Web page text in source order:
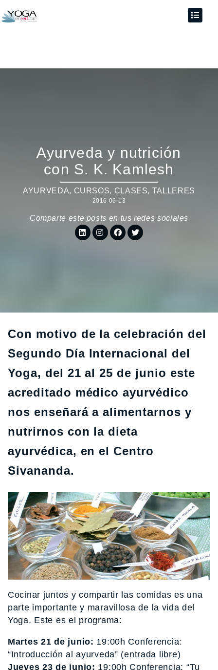
Ayurveda y nutrición
con S. K. Kamlesh
AYURVEDA, CURSOS, CLASES, TALLERES
2016-06-13
Comparte este posts en tus redes sociales
Con motivo de la celebración del
Segundo Día Internacional del
Yoga, del 21 al 25 de junio este
acreditado médico ayurvédico
nos enseñará a alimentarnos y
nutrirnos con la dieta
ayurvédica, en el Centro
Sivananda.
Cocinar juntos y compartir las comidas es una
parte importante y maravillosa de la vida del
Yoga. Este es el programa:
Martes 21 de junio: 19:00h Conferencia:
“Introducción al ayurveda” (entrada libre)
Jueves 23 de junio: 19:00h Conferencia: “Tu